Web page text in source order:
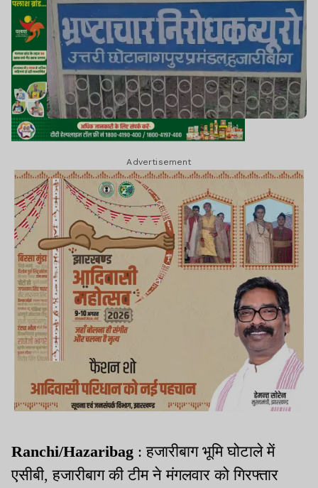
Advertisement
Ranchi/Hazaribag : हजारीबाग भूमि घोटाले में
एसीबी, हजारीबाग की टीम ने मंगलवार को गिरफ्तार